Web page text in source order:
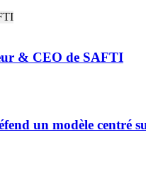
& CEO de SAFTI
un modèle centré